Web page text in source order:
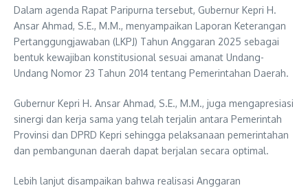
Dalam agenda Rapat Paripurna tersebut, Gubernur Kepri H.
Ansar Ahmad, S.E., M.M., menyampaikan Laporan Keterangan
Pertanggungjawaban (LKPJ) Tahun Anggaran 2025 sebagai
bentuk kewajiban konstitusional sesuai amanat Undang-
Undang Nomor 23 Tahun 2014 tentang Pemerintahan Daerah.
Gubernur Kepri H. Ansar Ahmad, S.E., M.M., juga mengapresiasi
sinergi dan kerja sama yang telah terjalin antara Pemerintah
Provinsi dan DPRD Kepri sehingga pelaksanaan pemerintahan
dan pembangunan daerah dapat berjalan secara optimal.
Lebih lanjut disampaikan bahwa realisasi Anggaran